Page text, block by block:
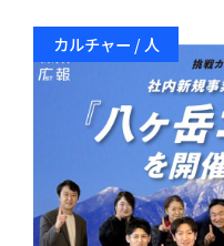
カルチャー / 人